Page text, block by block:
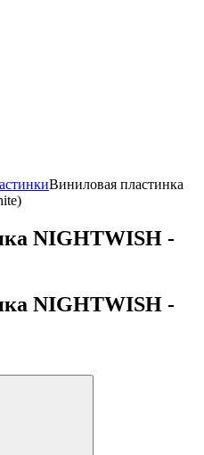
Виниловая пластинка
NIGHTWISH -
NIGHTWISH -